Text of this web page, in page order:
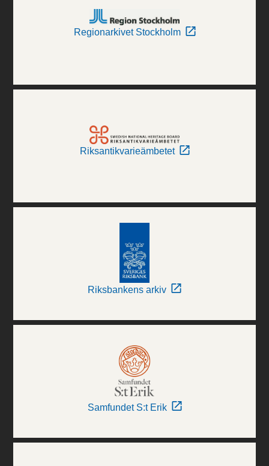
Regionarkivet Stockholm
Riksantikvarieämbetet
Riksbankens arkiv
Samfundet S:t Erik